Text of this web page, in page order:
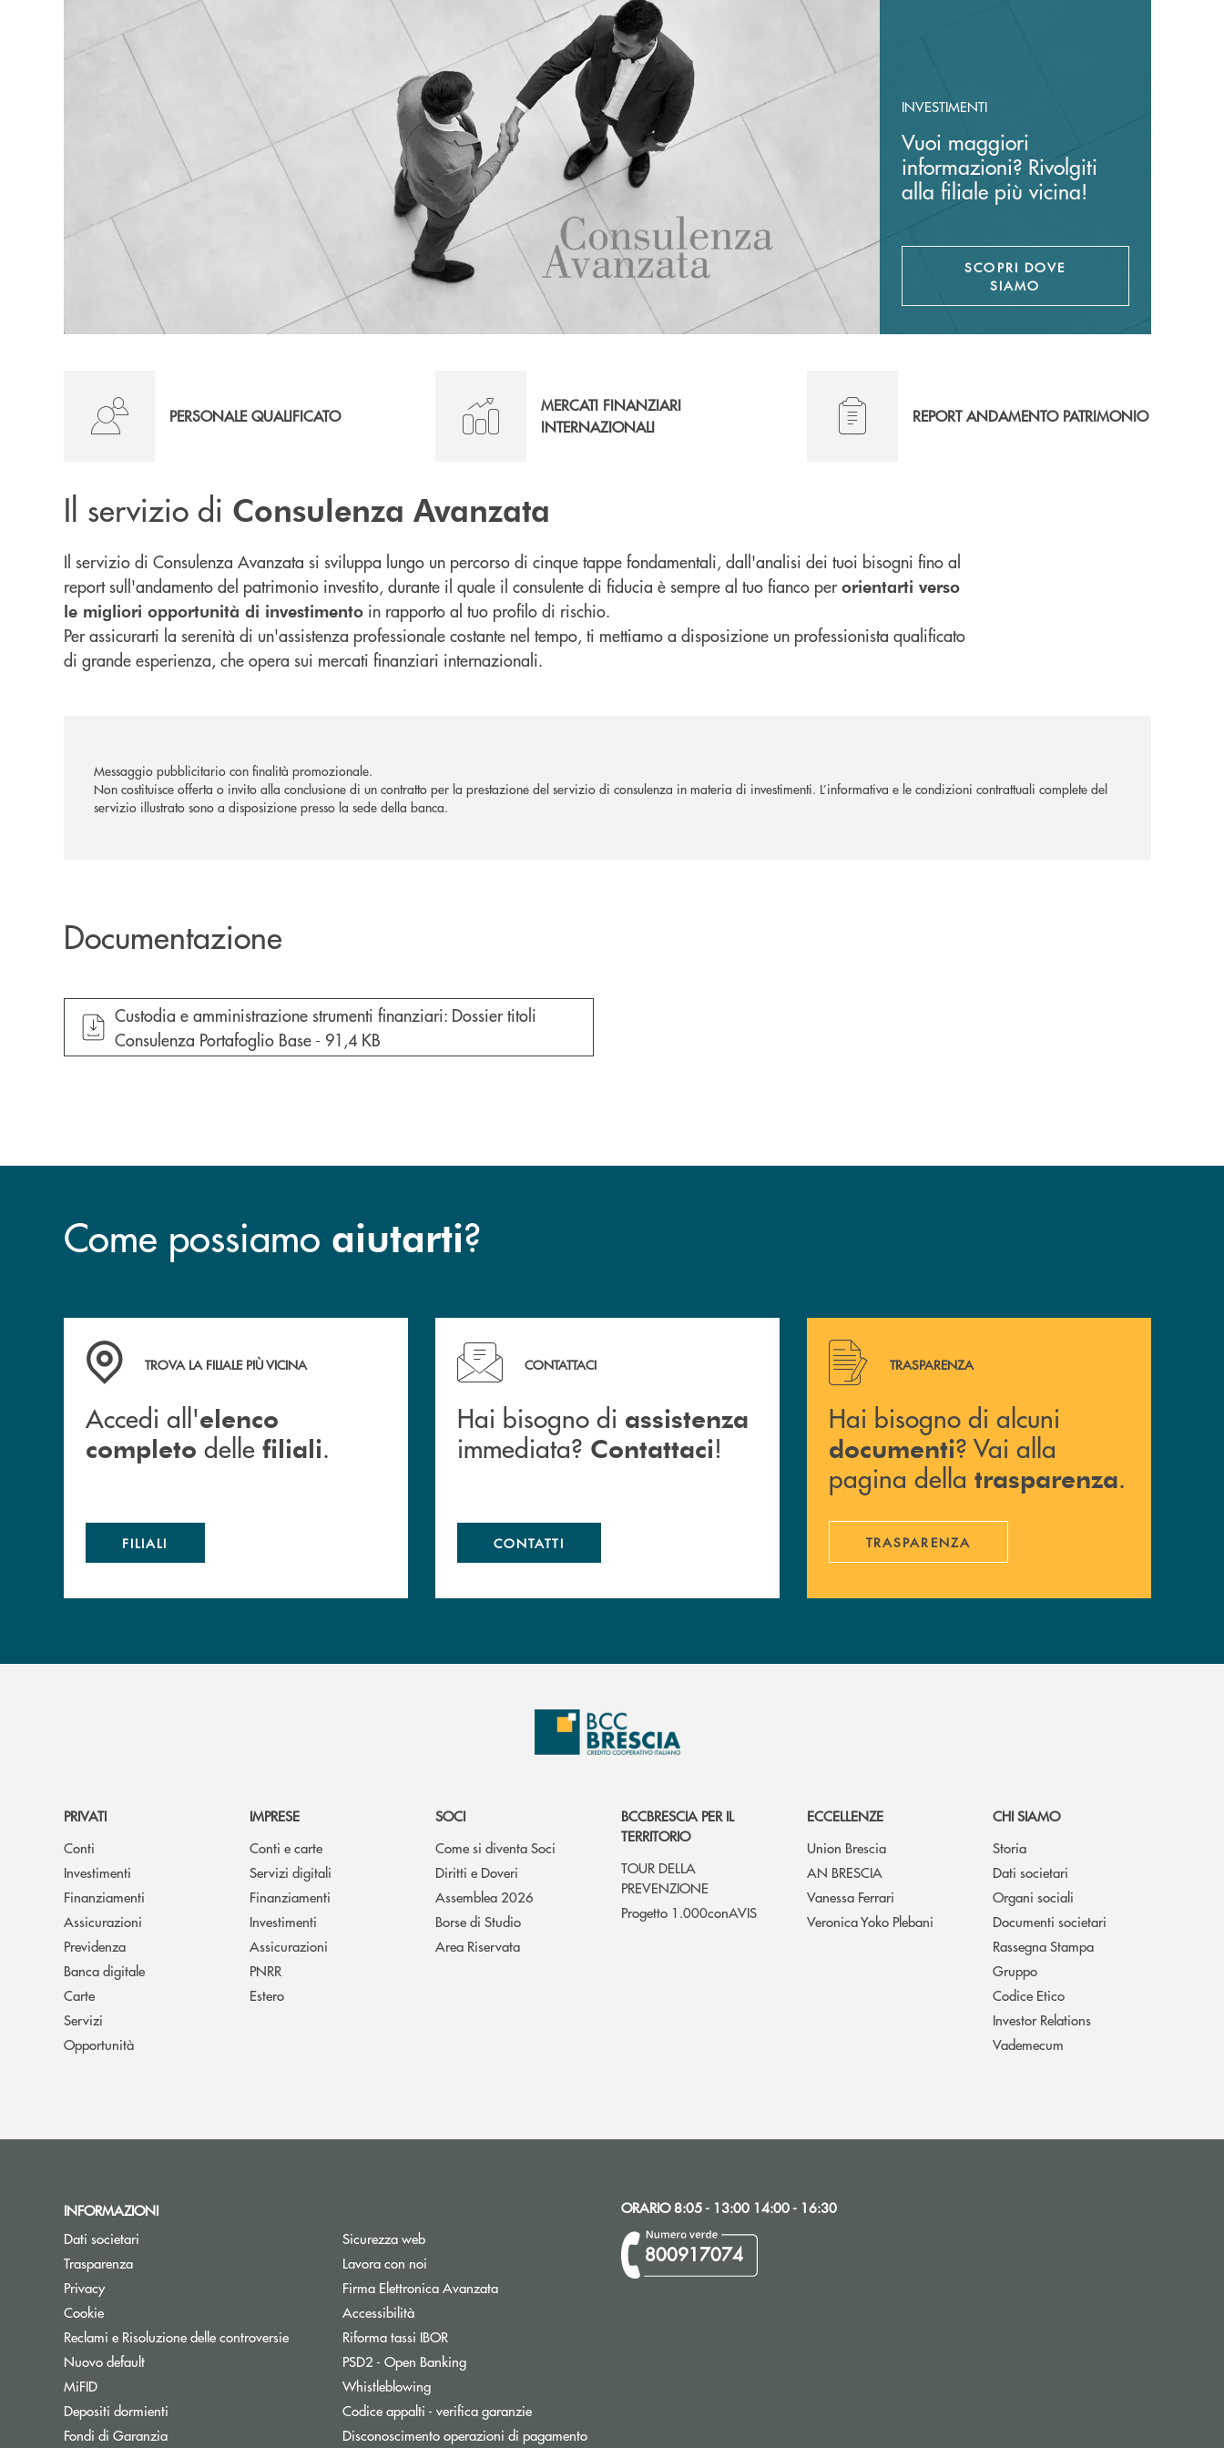
INVESTIMENTI
Vuoi maggiori
informazioni? Rivolgiti
alla filiale più vicina!
SCOPRI DOVE
SIAMO
PERSONALE QUALIFICATO
MERCATI FINANZIARI
INTERNAZIONALI
REPORT ANDAMENTO PATRIMONIO
Il servizio di Consulenza Avanzata
Il servizio di Consulenza Avanzata si sviluppa lungo un percorso di cinque tappe fondamentali, dall'analisi dei tuoi bisogni fino al
report sull'andamento del patrimonio investito, durante il quale il consulente di fiducia è sempre al tuo fianco perorientarti verso
le migliori opportunità di investimento in rapporto al tuo profilo di rischio.
Per assicurarti la serenità di un'assistenza professionale costante nel tempo, ti mettiamo a disposizione un professionista qualificato
di grande esperienza, che opera sui mercati finanziari internazionali.
Messaggio pubblicitario con finalità promozionale.
Non costituisce offerta o invito alla conclusione di un contratto per la prestazione del servizio di consulenza in materia di investimenti. L’informativa e le condizioni contrattuali complete del
servizio illustrato sono a disposizione presso la sede della banca.
Documentazione
apre documento in una nuova finestra
Custodia e amministrazione strumenti finanziari: Dossier titoli
Consulenza Portafoglio Base - 91,4 KB
Come possiamo aiutarti?
Accedi all' elenco completo delle filiali .
TROVA LA FILIALE PIÙ VICINA
Accedi all'elenco
completo delle filiali.
FILIALI
Hai bisogno di assistenza immediata? Contattaci !
CONTATTACI
Hai bisogno di assistenza
immediata? Contattaci!
CONTATTI
Hai bisogno di alcuni documenti ? Vai alla pagina della
TRASPARENZA
Hai bisogno di alcuni
documenti? Vai alla
pagina della trasparenza.
TRASPARENZA
PRIVATI
Conti
Investimenti
Finanziamenti
Assicurazioni
Previdenza
Banca digitale
Carte
Servizi
Opportunità
IMPRESE
Conti e carte
Servizi digitali
Finanziamenti
Investimenti
Assicurazioni
PNRR
Estero
SOCI
Come si diventa Soci
Diritti e Doveri
Assemblea 2026
Borse di Studio
Area Riservata
BCCBRESCIA PER IL
TERRITORIO
TOUR DELLA
PREVENZIONE
Progetto 1.000conAVIS
ECCELLENZE
Union Brescia
AN BRESCIA
Vanessa Ferrari
Veronica Yoko Plebani
CHI SIAMO
Storia
Dati societari
Organi sociali
Documenti societari
Rassegna Stampa
Gruppo
Codice Etico
Investor Relations
Vademecum
INFORMAZIONI
Dati societari
Trasparenza
Privacy
Cookie
Reclami e Risoluzione delle controversie
Nuovo default
MiFID
Depositi dormienti
Fondi di Garanzia
Sicurezza web
Lavora con noi
Firma Elettronica Avanzata
Accessibilità
Riforma tassi IBORApre una nuova finestra
PSD2 - Open Banking
Whistleblowing
Codice appalti - verifica garanzie
Disconoscimento operazioni di pagamento
ORARIO 8:05 - 13:00 14:00 - 16:30
800917074